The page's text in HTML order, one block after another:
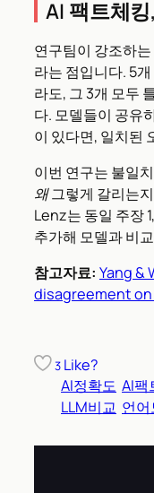
AI 팩트체
연구팀이 강조하
라는 점입니다. 5
라도, 그 3개 모두
다. 모델들이 공유
이 있다면, 일치된
이번 연구는 불일
왜그렇게 갈리는
Lenz는 동일 주장
추가해 모델과 비
참고자료: Yang &
disagreement on
3 Like?
AI정확도 AI팩
LLM비교 언어